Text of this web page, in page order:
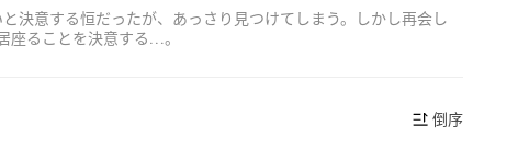
決意する恒だったが、あっさり見つけてしまう。しかし再会し
座ることを決意する…。
倒序